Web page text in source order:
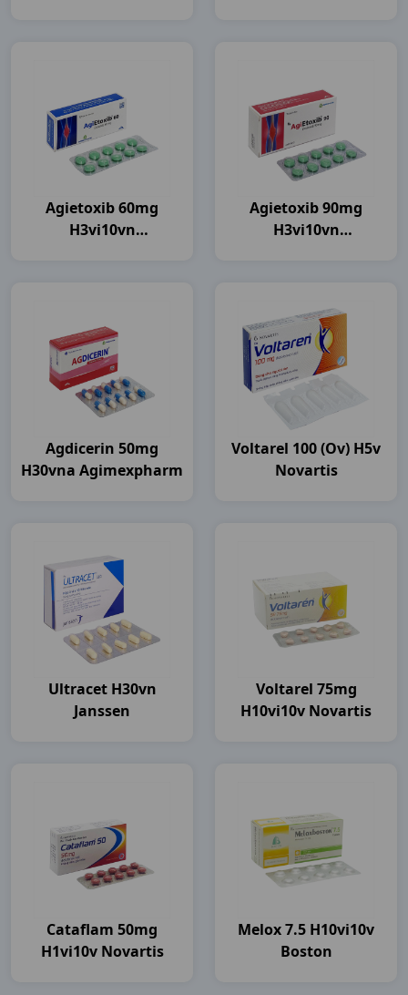
Agietoxib 60mg
H3vi10vn
Agietoxib 90mg
H3vi10vn
Agdicerin 50mg
H30vna Agimexpharm
Voltarel 100 (ov) H5v
Novartis
Ultracet H30vn
Janssen
Voltarel 75mg
H10vi10v Novartis
Cataflam 50mg
H1vi10v Novartis
Melox 7.5 H10vi10v
Boston